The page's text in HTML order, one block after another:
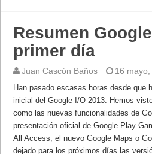
Resumen
primer día
Juan Cascón Baños 16 mayo,
Han pasado escasas horas desde que
inicial del Google I/O 2013. Hemos
como las nuevas funcionalidades de
presentación oficial de Google Play
All Access, el nuevo Google Maps o
dejado para los próximos días las